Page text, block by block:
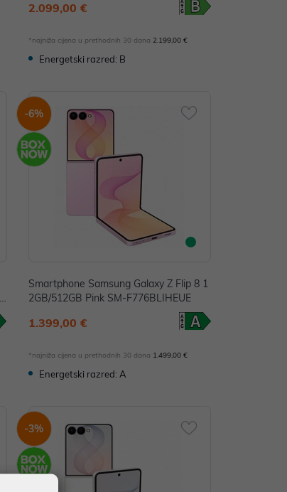
2.099,00 €
*najniža cijena u prethodnih 30 dana 2.199,00 €
Energetski razred: B
-6%
Smartphone Samsung Galaxy Z Flip 8 1
2GB/512GB Pink SM-F776BLIHEUE
1.399,00 €
*najniža cijena u prethodnih 30 dana 1.499,00 €
Energetski razred: A
-3%